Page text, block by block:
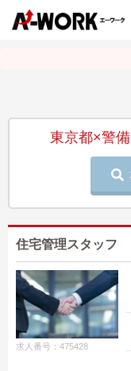
東京都×警
住宅管理スタッフ
求人番号：475428